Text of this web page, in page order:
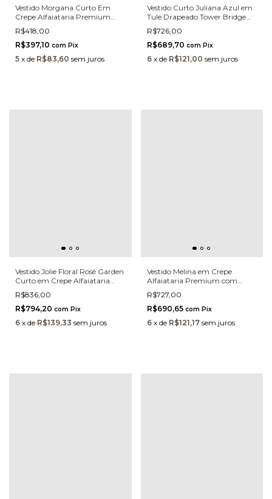
Vestido Morgana Curto Em
Crepe Alfaiataria Premium
Risca De Giz Doce De Leite
Com Pérolas
R$418,00
R$397,10 com Pix
5 x de R$83,60 sem juros
Vestido Curto Juliana Azul em
Tule Drapeado Tower Bridge
com Babados e Alças em Laço
R$726,00
R$689,70 com Pix
6 x de R$121,00 sem juros
Vestido Jolie Floral Rosé Garden
Curto em Crepe Alfaiataria
Premium com Ajuste Lace-Up
R$836,00
R$794,20 com Pix
6 x de R$139,33 sem juros
Vestido Melina em Crepe
Alfaiataria Premium com
Bordado Manual em Pedraria e
Laço Elegante
R$727,00
R$690,65 com Pix
6 x de R$121,17 sem juros